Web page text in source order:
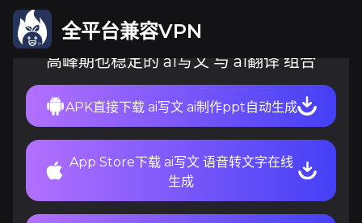
全平台兼容VPN
高峰期也稳定的 ai写文 与 ai翻译 组合
APK直接下载 ai写文 ai制作ppt自动生成
App Store下载 ai写文 语音转文字在线
生成